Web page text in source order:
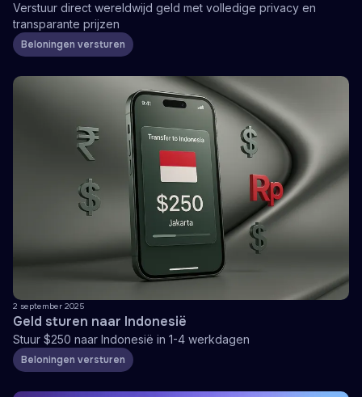
Verstuur direct wereldwijd geld met volledige privacy en
transparante prijzen
Beloningen versturen
2 september 2025
Geld sturen naar Indonesië
Stuur $250 naar Indonesië in 1-4 werkdagen
Beloningen versturen